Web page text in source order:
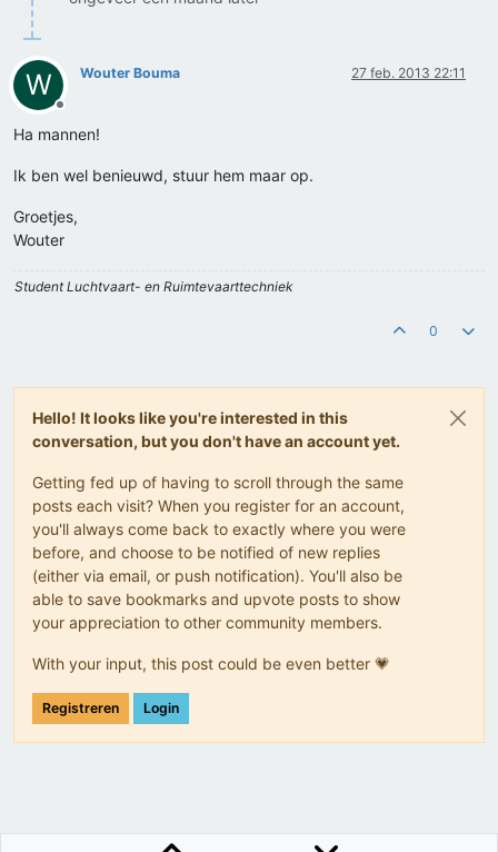
W
Offline
Wouter Bouma 27 feb. 2013 22:11
Ha mannen!
Ik ben wel benieuwd, stuur hem maar op.
Groetjes,
Wouter
Student Luchtvaart- en Ruimtevaarttechniek
0
Hello! It looks like you're interested in this
conversation, but you don't have an account yet.
Getting fed up of having to scroll through the same
posts each visit? When you register for an account,
you'll always come back to exactly where you were
before, and choose to be notified of new replies
(either via email, or push notification). You'll also be
able to save bookmarks and upvote posts to show
your appreciation to other community members.
With your input, this post could be even better 💗
Registreren Login